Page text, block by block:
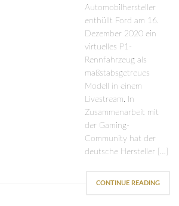
Automobilhersteller
enthüllt Ford am 16.
Dezember 2020 ein
virtuelles P1-
Rennfahrzeug als
maßstabsgetreues
Modell in einem
Livestream. In
Zusammenarbeit mit
der Gaming-
Community hat der
deutsche Hersteller […]
CONTINUE READING